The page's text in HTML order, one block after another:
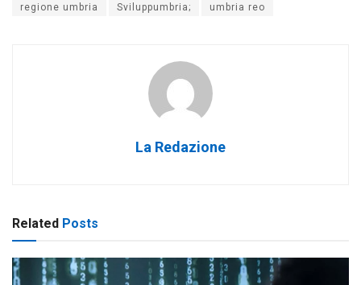
regione umbria Sviluppumbria; umbria reo
La Redazione
Related Posts